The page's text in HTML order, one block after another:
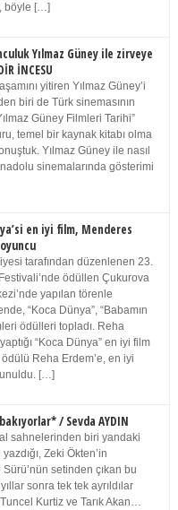
böyle […]
Yılmaz Güney ile zirveye
İNCESU
yitiren Yılmaz Güney’i
biri de Türk sinemasının
Güney Filmleri Tarihi”
temel bir kaynak kitabı olma
Yılmaz Güney ile nasıl
sinemalarında gösterimi
en iyi film, Menderes
tarafından düzenlenen 23.
ödüllen Çukurova
yapılan törenle
“Koca Dünya”, “Babamın
ödülleri topladı. Reha
“Koca Dünya” en iyi film
Reha Erdem’e, en iyi
[…]
/ Sevda AYDIN
sahnelerinden biri yandaki
Zeki Ökten’in
setinden çıkan bu
sonra tek tek ayrıldılar
Kurtiz ve Tarık Akan…